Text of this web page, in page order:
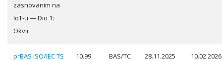
zasnovanim na
IoT-u — Dio 1:
Okvir
prBAS ISO/IEC TS
10.99
BAS/TC
28.11.2025 10.02.2026